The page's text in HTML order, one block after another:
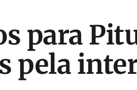
para
pela